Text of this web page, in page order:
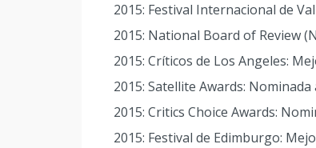
2015: Festival Internacional de
2015: National Board of Review
2015: Críticos de Los Angeles:
2015: Satellite Awards:
2015: Critics Choice Awards:
2015: Festival de Edimburgo: